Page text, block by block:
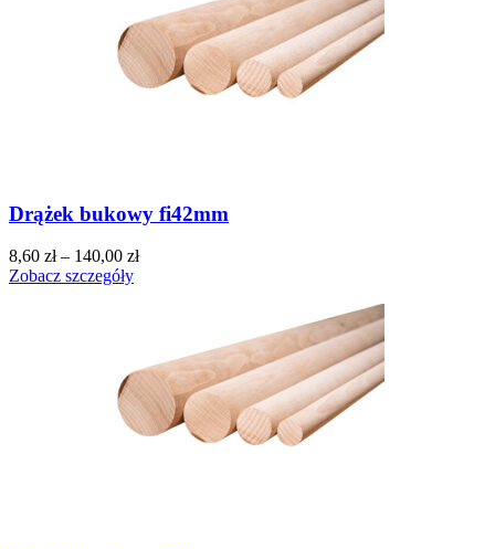
Drążek bukowy fi42mm
8,60 zł– 140,00 zł
Zobacz szczegóły